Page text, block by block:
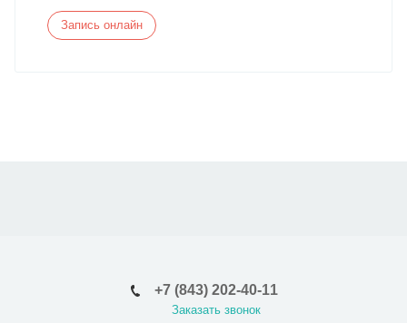
Запись онлайн
+7 (843) 202-40-11
Заказать звонок